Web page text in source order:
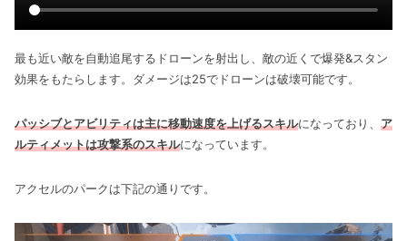
最も近い敵を自動追尾するドローンを射出し、敵の近くで爆発&スタン
効果をもたらします。ダメージは25でドローンは破壊可能です。
パッシブとアビリティは主に移動速度を上げるスキルになっており、 ア
ルティメットは攻撃系のスキルになっています。
アクセルのパークは下記の通りです。